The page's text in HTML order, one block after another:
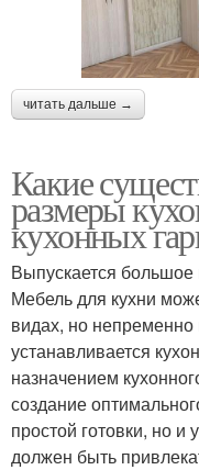
читать дальше →
Какие
размеры
кухонных
Выпускается большое
Мебель для кухни
видах, но
устанавливается
назначением
создание
простой готовки, но
должен быть